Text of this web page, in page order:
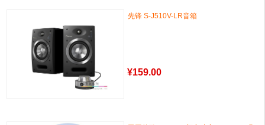
先锋 S-J510V-LR音箱
¥159.00